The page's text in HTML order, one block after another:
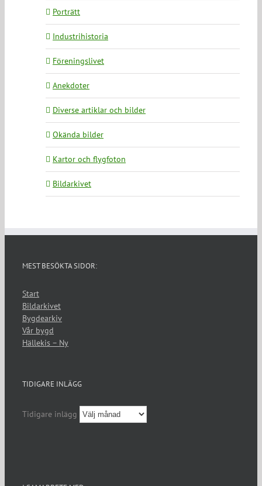
Porträtt
Industrihistoria
Föreningslivet
Anekdoter
Diverse artiklar och bilder
Okända bilder
Kartor och flygfoton
Bildarkivet
MEST BESÖKTA SIDOR:
Start
Bildarkivet
Bygdearkiv
Vår bygd
Hällekis – Ny
TIDIGARE INLÄGG
Tidigare inlägg